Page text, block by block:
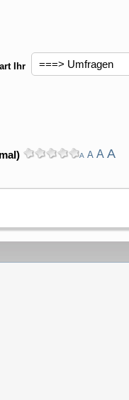
Ihr
A A A A